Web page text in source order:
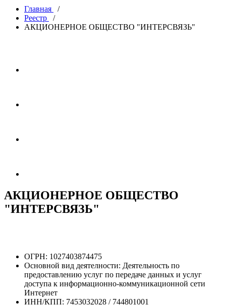
Главная
/
Реестр
/
АКЦИОНЕРНОЕ ОБЩЕСТВО "ИНТЕРСВЯЗЬ"
АКЦИОНЕРНОЕ ОБЩЕСТВО
"ИНТЕРСВЯЗЬ"
ОГРН: 1027403874475
Основной вид деятелности: Деятельность по
предоставлению услуг по передаче данных и услуг
доступа к информационно-коммуникационной сети
Интернет
ИНН/КПП: 7453032028 / 744801001